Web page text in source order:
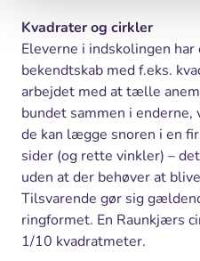
Kvadrater og cirkler
Eleverne i indskolingen
bekendtskab med f.eks.
arbejdet med at tælle
bundet sammen i
de kan lægge snoren i en
sider (og rette vinkler) –
uden at der behøver at
Tilsvarende gør sig
ringformet. En Raunkjærs
1/10 kvadratmeter.